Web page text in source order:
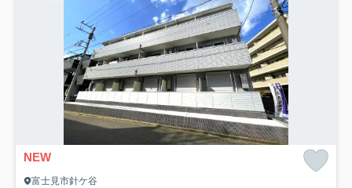
NEW
富士見市針ケ谷